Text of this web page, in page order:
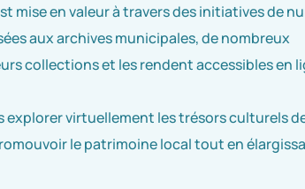
mise en valeur à travers des initiatives de
aux archives municipales, de nombreux
collections et les rendent accessibles en
explorer virtuellement les trésors culturels
le patrimoine local tout en